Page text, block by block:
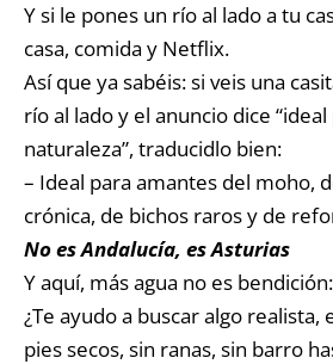
Y si le pones un río al lado a tu
casa, comida y Netflix.
Así que ya sabéis: si veis una
río al lado y el anuncio dice
naturaleza”, traducidlo bien:
– Ideal para amantes del moho,
crónica, de bichos raros y de
No es Andalucía, es Asturias
Y aquí, más agua no es
¿Te ayudo a buscar algo realista,
pies secos, sin ranas, sin barro